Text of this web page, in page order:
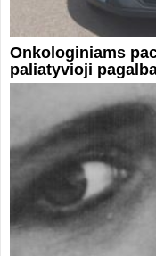
Onkologiniams
paliatyvioji